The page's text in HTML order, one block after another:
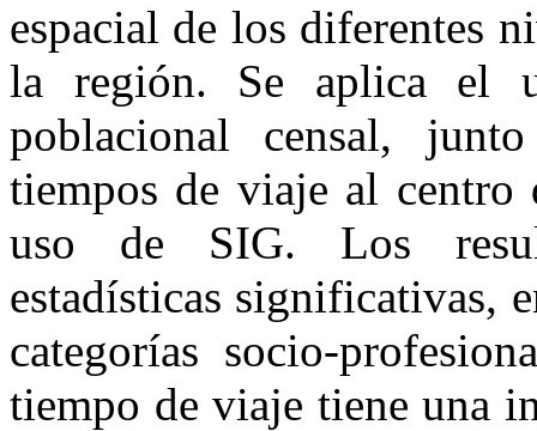
espacial de los diferentes
la región. Se aplica el
poblacional censal,
tiempos de viaje al centro
uso de SIG. Los
estadísticas significativas,
categorías socio-
tiempo de viaje tiene una